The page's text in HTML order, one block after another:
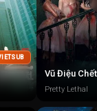
Vũ Điệu
Pretty Lethal